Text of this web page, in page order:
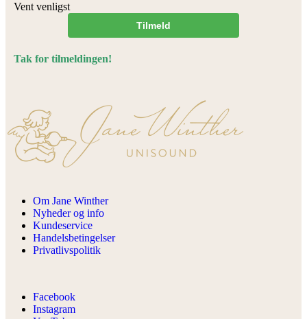
Vent venligst
Tilmeld
Tak for tilmeldingen!
Om Jane Winther
Nyheder og info
Kundeservice
Handelsbetingelser
Privatlivspolitik
Facebook
Instagram